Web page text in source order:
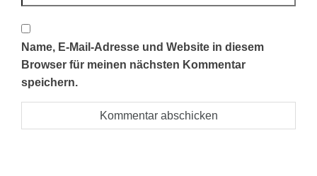
Name, E-Mail-Adresse und Website in diesem
Browser für meinen nächsten Kommentar
speichern.